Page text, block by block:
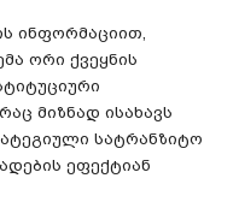
ინფორმაციით
ორი ქვეყნის
რაც მიზნად ისახავს
სატრანზიტო
ეფექტიან